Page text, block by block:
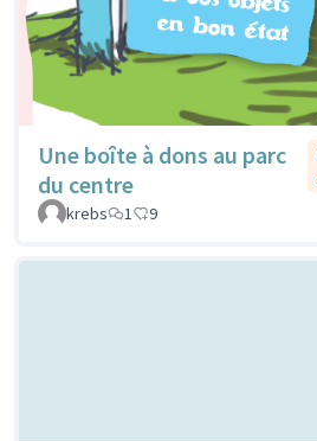
Une boîte à dons au parc
du centre
krebs
1 9